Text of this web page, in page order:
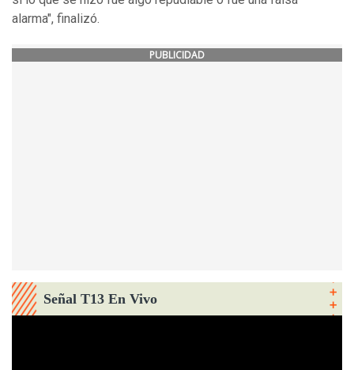
alarma", finalizó.
PUBLICIDAD
Señal T13 En Vivo